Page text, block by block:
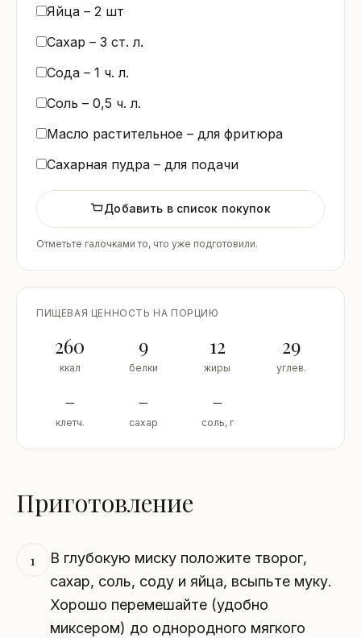
Яйца – 2 шт
Сахар – 3 ст. л.
Сода – 1 ч. л.
Соль – 0,5 ч. л.
Масло растительное – для фритюра
Сахарная пудра – для подачи
Добавить в список покупок
Отметьте галочками то, что уже подготовили.
ПИЩЕВАЯ ЦЕННОСТЬ НА ПОРЦИЮ
260
ккал
9
белки
12
жиры
29
углев.
–
клетч.
–
сахар
–
соль, г
Приготовление
1
В глубокую миску положите творог,
сахар, соль, соду и яйца, всыпьте муку.
Хорошо перемешайте (удобно
миксером) до однородного мягкого